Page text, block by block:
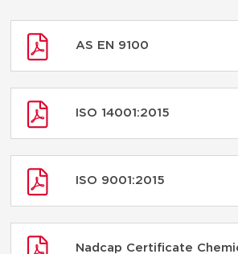
AS EN 9100
ISO 14001:2015
ISO 9001:2015
Nadcap Certificate